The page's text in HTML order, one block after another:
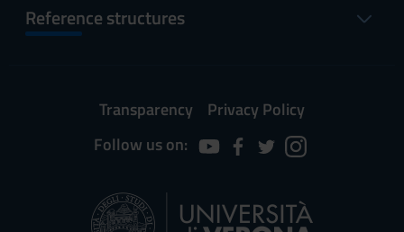
Reference structures
Transparency
Privacy Policy
Follow us on: